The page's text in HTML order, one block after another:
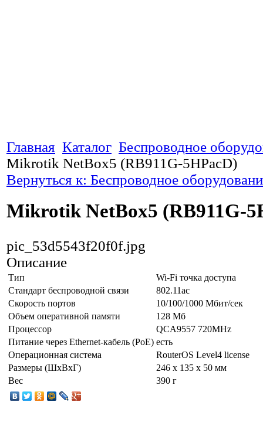
Главная Каталог Беспроводное
Mikrotik NetBox5 (RB911G-5HPacD)
Вернуться к: Беспроводное
Mikrotik NetBox5 (RB911G-
pic_53d5543f20f0f.jpg
Описание
Тип
Wi-Fi точка доступа
Стандарт беспроводной связи
802.11ac
Скорость портов
10/100/1000 Мбит/сек
Объем оперативной памяти
128 Mб
Процессор
QCA9557 720MHz
Питание через Ethernet-кабель (PoE) есть
Операционная система
RouterOS Level4 license
Размеры (ШxВxГ)
246 x 135 x 50 мм
Вес
390 г